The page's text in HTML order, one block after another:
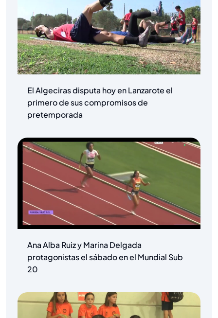
El Algeciras disputa hoy en Lanzarote el
primero de sus compromisos de
pretemporada
Ana Alba Ruiz y Marina Delgada
protagonistas el sábado en el Mundial Sub
20